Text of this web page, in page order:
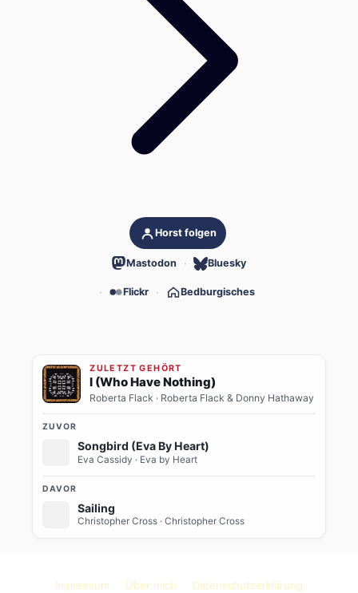
Horst folgen
Mastodon Bluesky
Flickr Bedburgisches
ZULETZT GEHÖRT
I (Who Have Nothing)
Roberta Flack · Roberta Flack & Donny Hathaway
ZUVOR
Songbird (Eva By Heart)
Eva Cassidy · Eva by Heart
DAVOR
Sailing
Christopher Cross · Christopher Cross
Impressum Über mich Datenschutzerklärung